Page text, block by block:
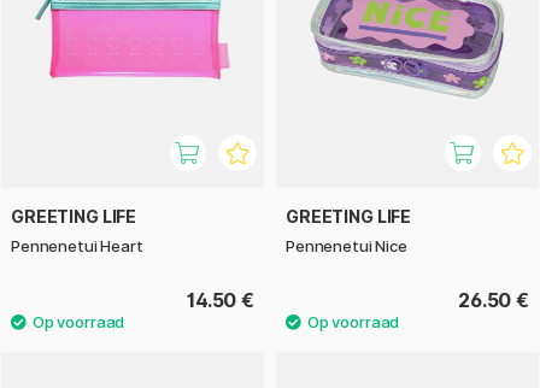
GREETING LIFE
Pennenetui Heart
14.50 €
GREETING LIFE
Pennenetui Nice
26.50 €